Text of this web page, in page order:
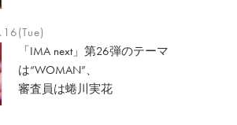
「IMA next」第26弾のテーマ
は“WOMAN”、
審査員は蜷川実花